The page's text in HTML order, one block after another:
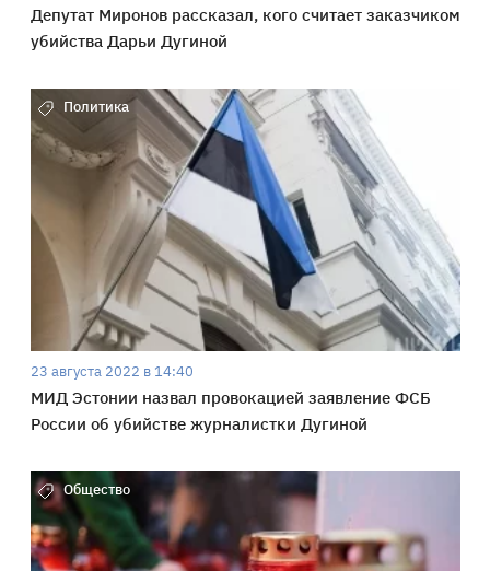
Депутат Миронов рассказал, кого считает заказчиком
убийства Дарьи Дугиной
Политика
23 августа 2022 в 14:40
МИД Эстонии назвал провокацией заявление ФСБ
России об убийстве журналистки Дугиной
Общество